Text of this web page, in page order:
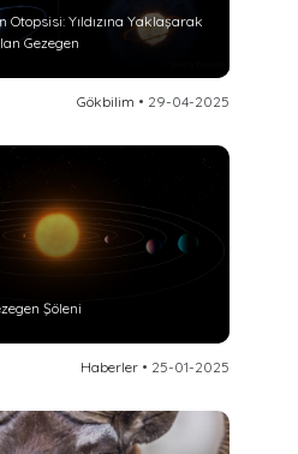
Otopsisi: Yıldızına Yaklaşarak
Gezegen
Gökbilim • 29-04-2025
Şöleni
Haberler• 25-01-2025